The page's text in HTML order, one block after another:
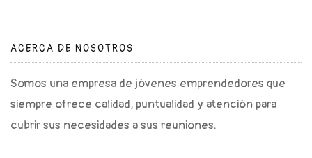
ACERCA DE NOSOTROS
Somos una empresa de jóvenes emprendedores que
siempre ofrece calidad, puntualidad y atención para
cubrir sus necesidades a sus reuniones.